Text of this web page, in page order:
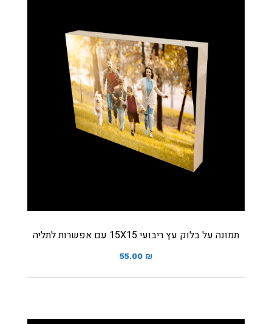
תמונה על בלוק עץ ריבועי 15X15 עם אפשרות לתליה
55.00 ₪